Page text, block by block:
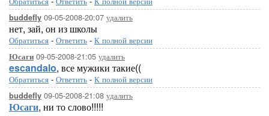
buddefly 09-05-2008-20:07 удалить
нет, зай, он из школы
Обратиться - Ответить - К полной версии
Юсаги 09-05-2008-21:05 удалить
escandalo, все мужики такие((
Обратиться - Ответить - К полной версии
buddefly 09-05-2008-21:08 удалить
Юсаги, ни то слово!!!!!